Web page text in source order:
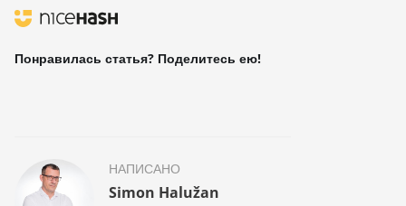
Понравилась статья? Поделитесь ею!
НАПИСАНО
Simon Halužan